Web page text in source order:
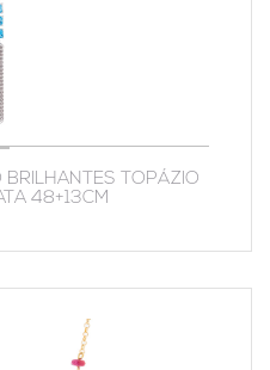
TOPÁZIO
48+13CM